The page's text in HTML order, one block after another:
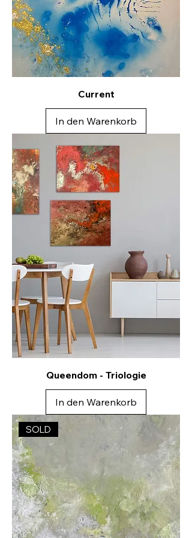
Current
In den Warenkorb
Queendom - Triologie
In den Warenkorb
SOLD